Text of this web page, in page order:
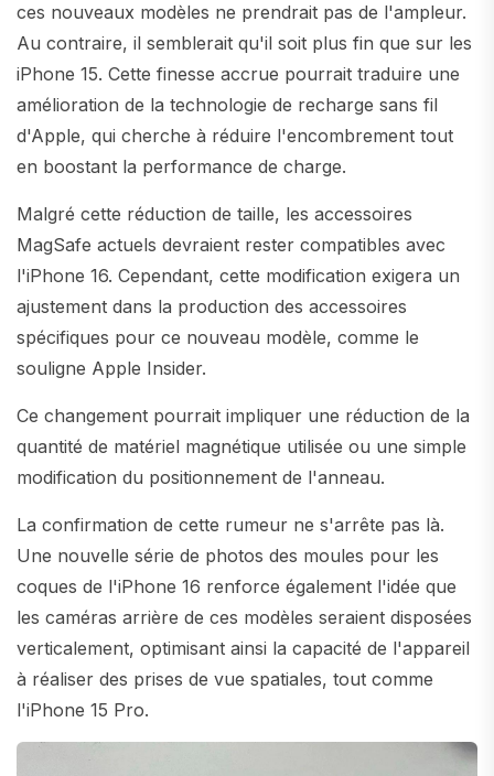
ces nouveaux modèles ne prendrait pas de l'ampleur.
Au contraire, il semblerait qu'il soit plus fin que sur les
iPhone 15. Cette finesse accrue pourrait traduire une
amélioration de la technologie de recharge sans fil
d'Apple, qui cherche à réduire l'encombrement tout
en boostant la performance de charge.
Malgré cette réduction de taille, les accessoires
MagSafe actuels devraient rester compatibles avec
l'iPhone 16. Cependant, cette modification exigera un
ajustement dans la production des accessoires
spécifiques pour ce nouveau modèle, comme le
souligne Apple Insider.
Ce changement pourrait impliquer une réduction de la
quantité de matériel magnétique utilisée ou une simple
modification du positionnement de l'anneau.
La confirmation de cette rumeur ne s'arrête pas là.
Une nouvelle série de photos des moules pour les
coques de l'iPhone 16 renforce également l'idée que
les caméras arrière de ces modèles seraient disposées
verticalement, optimisant ainsi la capacité de l'appareil
à réaliser des prises de vue spatiales, tout comme
l'iPhone 15 Pro.